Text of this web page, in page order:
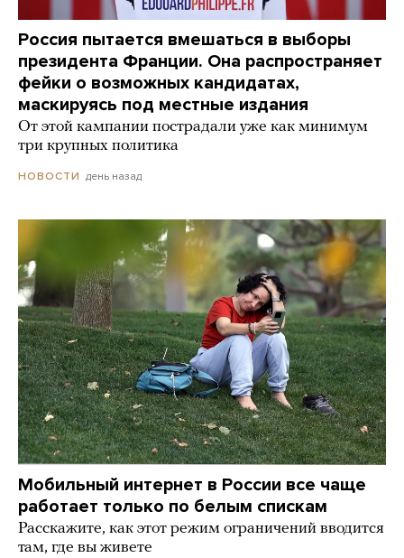
Россия пытается вмешаться в выборы
президента Франции. Она распространяет
фейки о возможных кандидатах,
маскируясь под местные издания
От этой кампании пострадали уже как минимум
три крупных политика
НОВОСТИ день назад
Мобильный интернет в России все чаще
работает только по белым спискам
Расскажите, как этот режим ограничений вводится
там, где вы живете